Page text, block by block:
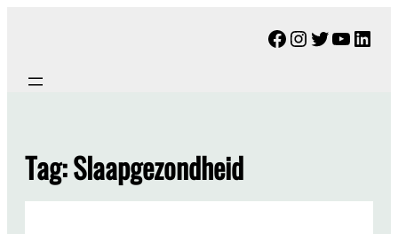
inhoud
Facebook
Instagram
Twitter
Tag:Slaapgezondheid